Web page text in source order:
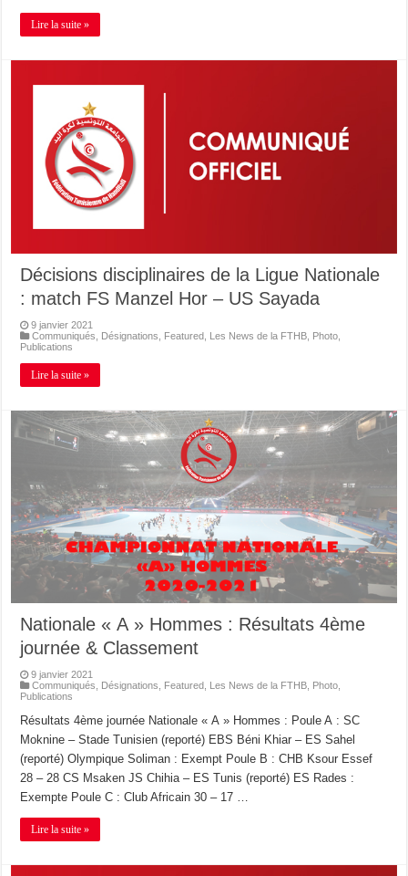
Lire la suite »
Décisions disciplinaires de la Ligue Nationale
: match FS Manzel Hor – US Sayada
9 janvier 2021
Communiqués
Désignations Featured Les News de la FTHB Photo
Publications
Lire la suite »
Nationale « A » Hommes : Résultats 4ème
journée & Classement
9 janvier 2021
Communiqués
Désignations Featured Les News de la FTHB Photo
Publications
Résultats 4ème journée Nationale « A » Hommes : Poule A : SC
Moknine – Stade Tunisien (reporté) EBS Béni Khiar – ES Sahel
(reporté) Olympique Soliman : Exempt Poule B : CHB Ksour Essef
28 – 28 CS Msaken JS Chihia – ES Tunis (reporté) ES Rades :
Exempte Poule C : Club Africain 30 – 17 …
Lire la suite »